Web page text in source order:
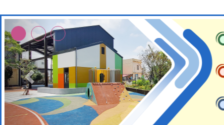
本校115學年度第2次